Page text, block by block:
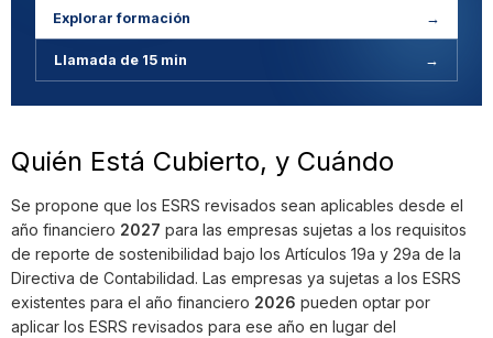
Explorar formación →
Llamada de 15 min →
Quién Está Cubierto, y Cuándo
Se propone que los ESRS revisados sean aplicables desde el
año financiero 2027 para las empresas sujetas a los requisitos
de reporte de sostenibilidad bajo los Artículos 19a y 29a de la
Directiva de Contabilidad. Las empresas ya sujetas a los ESRS
existentes para el año financiero 2026 pueden optar por
aplicar los ESRS revisados para ese año en lugar del